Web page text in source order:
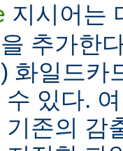
지시어는
추가한
화일드카
있다.
기존의 감